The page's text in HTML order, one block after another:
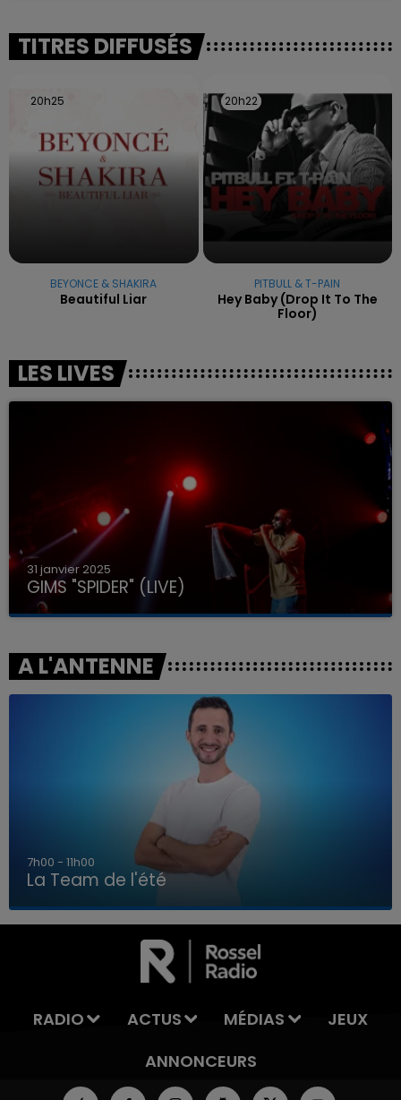
LA TEAM DE L'ÉTÉ
excuses.
TITRES DIFFUSÉS
20h25
20h25
BEYONCE & SHAKIRA
Beautiful Liar
20h22
20h22
PITBULL & T-PAIN
Hey Baby (drop It To The
Floor)
LES LIVES
31 janvier 2025
GIMS "SPIDER" (LIVE)
A L'ANTENNE
7h00 - 11h00
La Team de l'été
RADIO ACTUS MÉDIAS
JEUX
ANNONCEURS